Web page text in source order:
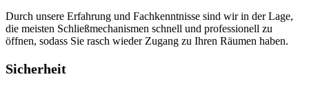
Durch unsere Erfahrung und Fachkenntnisse sind wir in der Lage,
die meisten Schließmechanismen schnell und professionell zu
öffnen, sodass Sie rasch wieder Zugang zu Ihren Räumen haben.​
Sicherheit